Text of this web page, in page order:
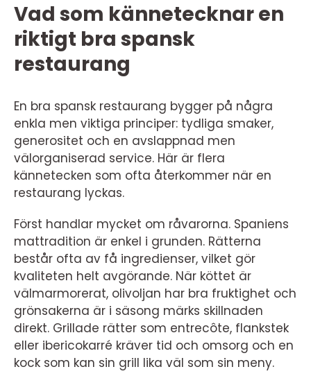
Vad som kännetecknar en
riktigt bra spansk
restaurang
En bra spansk restaurang bygger på några
enkla men viktiga principer: tydliga smaker,
generositet och en avslappnad men
välorganiserad service. Här är flera
kännetecken som ofta återkommer när en
restaurang lyckas.
Först handlar mycket om råvarorna. Spaniens
mattradition är enkel i grunden. Rätterna
består ofta av få ingredienser, vilket gör
kvaliteten helt avgörande. När köttet är
välmarmorerat, olivoljan har bra fruktighet och
grönsakerna är i säsong märks skillnaden
direkt. Grillade rätter som entrecôte, flankstek
eller ibericokarré kräver tid och omsorg och en
kock som kan sin grill lika väl som sin meny.